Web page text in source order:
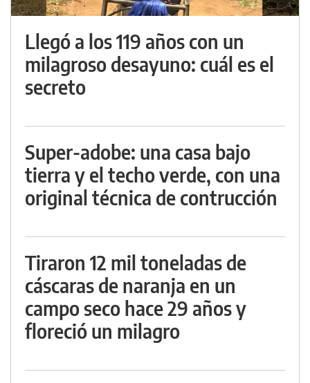
Llegó a los 119 años con un
milagroso desayuno: cuál es el
secreto
Super-adobe: una casa bajo
tierra y el techo verde, con una
original técnica de contrucción
Tiraron 12 mil toneladas de
cáscaras de naranja en un
campo seco hace 29 años y
floreció un milagro